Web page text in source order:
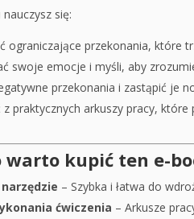
się:
ograniczające przekonania, które
swoje emocje i myśli, aby
przekonania i zastąpić je
z praktycznych arkuszy pracy,
warto kupić ten e-
– Szybka i łatwa do
ćwiczenia – Arkusze